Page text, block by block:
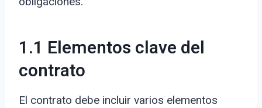
1.1 Elementos clave del
contrato
El contrato debe incluir varios elementos